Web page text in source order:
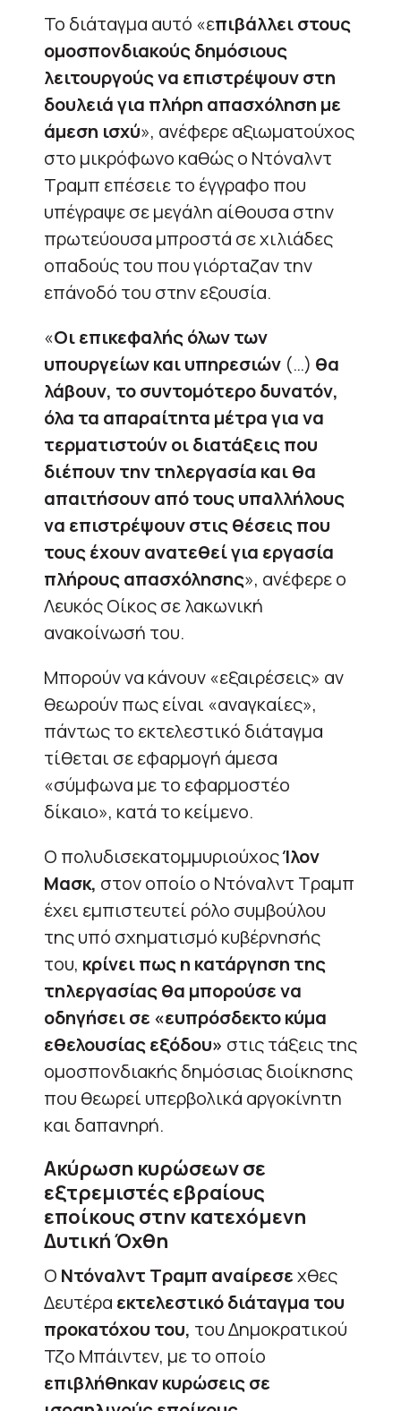
Το διάταγμα αυτό «επιβάλλει στους
ομοσπονδιακούς δημόσιους
λειτουργούς να επιστρέψουν στη
δουλειά για πλήρη απασχόληση με
άμεση ισχύ», ανέφερε αξιωματούχος
στο μικρόφωνο καθώς ο Ντόναλντ
Τραμπ επέσειε το έγγραφο που
υπέγραψε σε μεγάλη αίθουσα στην
πρωτεύουσα μπροστά σε χιλιάδες
οπαδούς του που γιόρταζαν την
επάνοδό του στην εξουσία.
«Οι επικεφαλής όλων των
υπουργείων και υπηρεσιών (…) θα
λάβουν, το συντομότερο δυνατόν,
όλα τα απαραίτητα μέτρα για να
τερματιστούν οι διατάξεις που
διέπουν την τηλεργασία και θα
απαιτήσουν από τους υπαλλήλους
να επιστρέψουν στις θέσεις που
τους έχουν ανατεθεί για εργασία
πλήρους απασχόλησης», ανέφερε ο
Λευκός Οίκος σε λακωνική
ανακοίνωσή του.
Μπορούν να κάνουν «εξαιρέσεις» αν
θεωρούν πως είναι «αναγκαίες»,
πάντως το εκτελεστικό διάταγμα
τίθεται σε εφαρμογή άμεσα
«σύμφωνα με το εφαρμοστέο
δίκαιο», κατά το κείμενο.
Ο πολυδισεκατομμυριούχοςΊλον
Μασκ, στον οποίο ο Ντόναλντ Τραμπ
έχει εμπιστευτεί ρόλο συμβούλου
της υπό σχηματισμό κυβέρνησής
του, κρίνει πως η κατάργηση της
τηλεργασίας θα μπορούσε να
οδηγήσει σε «ευπρόσδεκτο κύμα
εθελουσίας εξόδου» στις τάξεις της
ομοσπονδιακής δημόσιας διοίκησης
που θεωρεί υπερβολικά αργοκίνητη
και δαπανηρή.
Ακύρωση κυρώσεων σε
εξτρεμιστές εβραίους
εποίκους στην κατεχόμενη
Δυτική Όχθη
Ο Ντόναλντ Τραμπ αναίρεσεχθες
Δευτέρα εκτελεστικό διάταγμα του
προκατόχου του, του Δημοκρατικού
Τζο Μπάιντεν, με το οποίο
επιβλήθηκαν κυρώσεις σε